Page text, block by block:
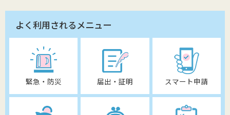
よく利用されるメニュー
緊急・防災 届出・証明 スマート申請